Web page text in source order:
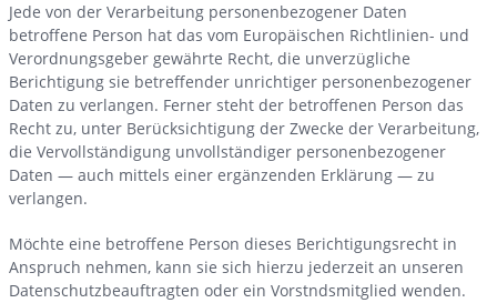
Jede von der Verarbeitung personenbezogener Daten
betroffene Person hat das vom Europäischen Richtlinien- und
Verordnungsgeber gewährte Recht, die unverzügliche
Berichtigung sie betreffender unrichtiger personenbezogener
Daten zu verlangen. Ferner steht der betroffenen Person das
Recht zu, unter Berücksichtigung der Zwecke der Verarbeitung,
die Vervollständigung unvollständiger personenbezogener
Daten — auch mittels einer ergänzenden Erklärung — zu
verlangen.
Möchte eine betroffene Person dieses Berichtigungsrecht in
Anspruch nehmen, kann sie sich hierzu jederzeit an unseren
Datenschutzbeauftragten oder ein Vorstndsmitglied wenden.